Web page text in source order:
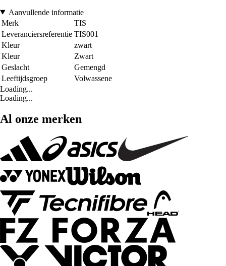
Aanvullende informatie
Merk
TIS
Leveranciersreferentie TIS001
Kleur
zwart
Kleur
Zwart
Geslacht
Gemengd
Leeftijdsgroep
Volwassene
Loading...
Loading...
Al onze merken